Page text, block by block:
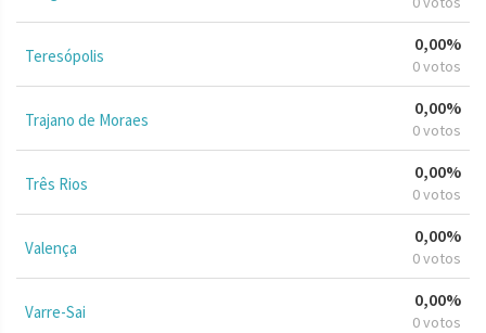
Teresópolis
0,00%
0 votos
Trajano de Moraes
0,00%
0 votos
Três Rios
0,00%
0 votos
Valença
0,00%
0 votos
Varre-Sai
0,00%
0 votos